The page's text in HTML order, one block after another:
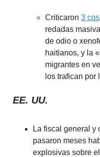
Criticaron 3
redadas
de odio o
haitianos, y la
migrantes en
los trafican por
EE. UU.
La fiscal general y
pasaron meses
explosivas sobre